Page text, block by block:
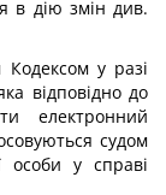
в дію змін див.
Кодексом у разі
відповідно до
електронний
судом
особи у справі